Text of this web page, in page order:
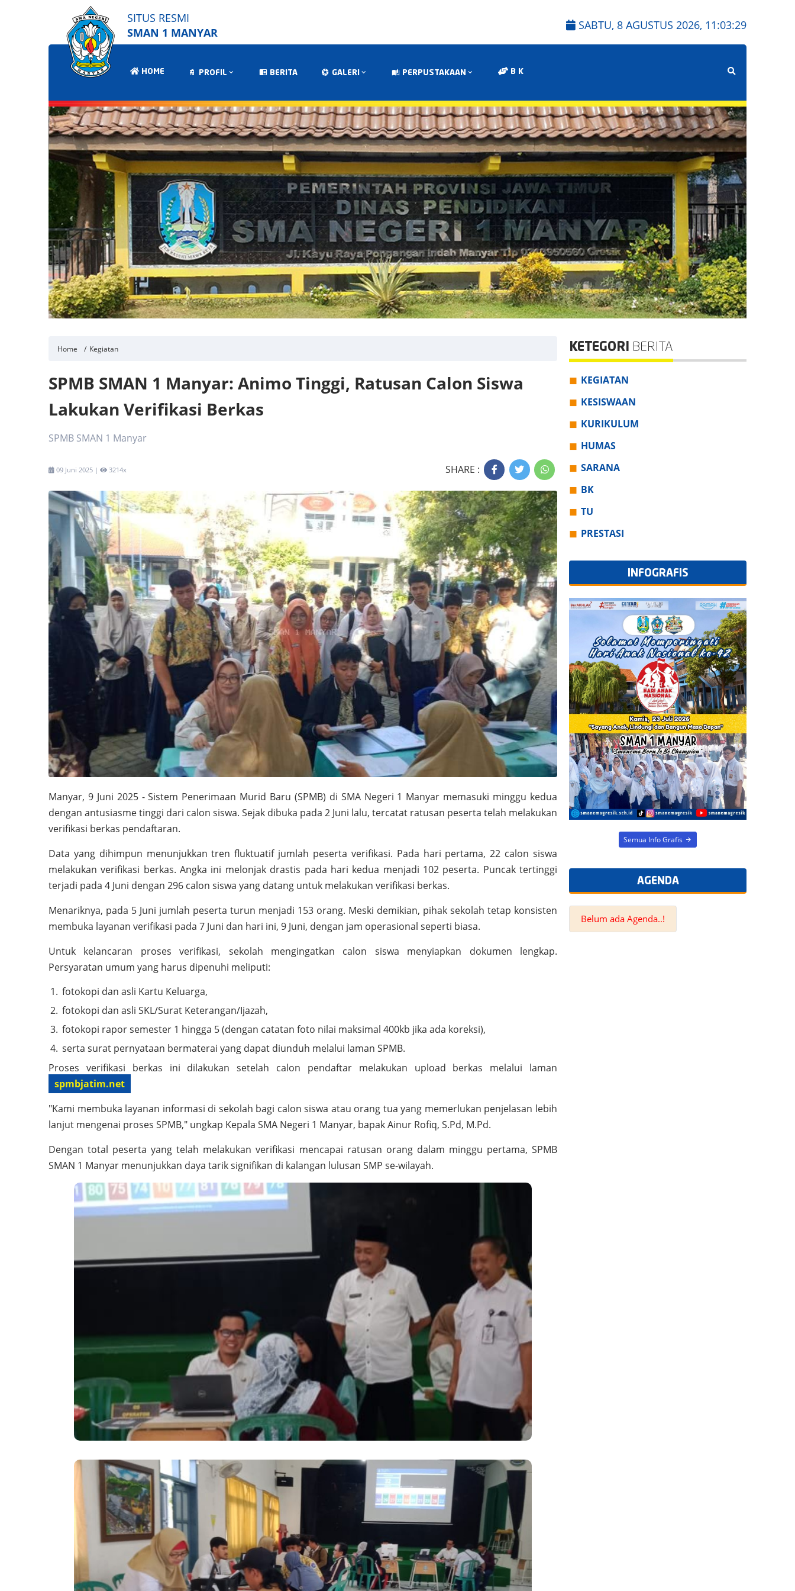
SITUS RESMI
SMAN 1 MANYAR
SABTU, 8 AGUSTUS 2026, 11:03:31
HOME PROFIL BERITA GALERI PERPUSTAKAAN B K
Home Kegiatan
SPMB SMAN 1 Manyar: Animo Tinggi, Ratusan Calon Siswa
Lakukan Verifikasi Berkas
SPMB SMAN 1 Manyar
09 Juni 2025 | 3214x SHARE :
Manyar, 9 Juni 2025 - Sistem Penerimaan Murid Baru (SPMB) di SMA Negeri 1 Manyar memasuki minggu kedua
dengan antusiasme tinggi dari calon siswa. Sejak dibuka pada 2 Juni lalu, tercatat ratusan peserta telah melakukan
verifikasi berkas pendaftaran.
Data yang dihimpun menunjukkan tren fluktuatif jumlah peserta verifikasi. Pada hari pertama, 22 calon siswa
melakukan verifikasi berkas. Angka ini melonjak drastis pada hari kedua menjadi 102 peserta. Puncak tertinggi
terjadi pada 4 Juni dengan 296 calon siswa yang datang untuk melakukan verifikasi berkas.
Menariknya, pada 5 Juni jumlah peserta turun menjadi 153 orang. Meski demikian, pihak sekolah tetap konsisten
membuka layanan verifikasi pada 7 Juni dan hari ini, 9 Juni, dengan jam operasional seperti biasa.
Untuk kelancaran proses verifikasi, sekolah mengingatkan calon siswa menyiapkan dokumen lengkap.
Persyaratan umum yang harus dipenuhi meliputi:
fotokopi dan asli Kartu Keluarga,
fotokopi dan asli SKL/Surat Keterangan/Ijazah,
fotokopi rapor semester 1 hingga 5 (dengan catatan foto nilai maksimal 400kb jika ada koreksi),
serta surat pernyataan bermaterai yang dapat diunduh melalui laman SPMB.
Proses verifikasi berkas ini dilakukan setelah calon pendaftar melakukan upload berkas melalui laman
spmbjatim.net
"Kami membuka layanan informasi di sekolah bagi calon siswa atau orang tua yang memerlukan penjelasan lebih
lanjut mengenai proses SPMB," ungkap Kepala SMA Negeri 1 Manyar, bapak Ainur Rofiq, S.Pd, M.Pd.
Dengan total peserta yang telah melakukan verifikasi mencapai ratusan orang dalam minggu pertama, SPMB
SMAN 1 Manyar menunjukkan daya tarik signifikan di kalangan lulusan SMP se-wilayah.
KETEGORI BERITA
KEGIATAN
KESISWAAN
KURIKULUM
HUMAS
SARANA
BK
TU
PRESTASI
INFOGRAFIS
Semua Info Grafis
AGENDA
Belum ada Agenda..!